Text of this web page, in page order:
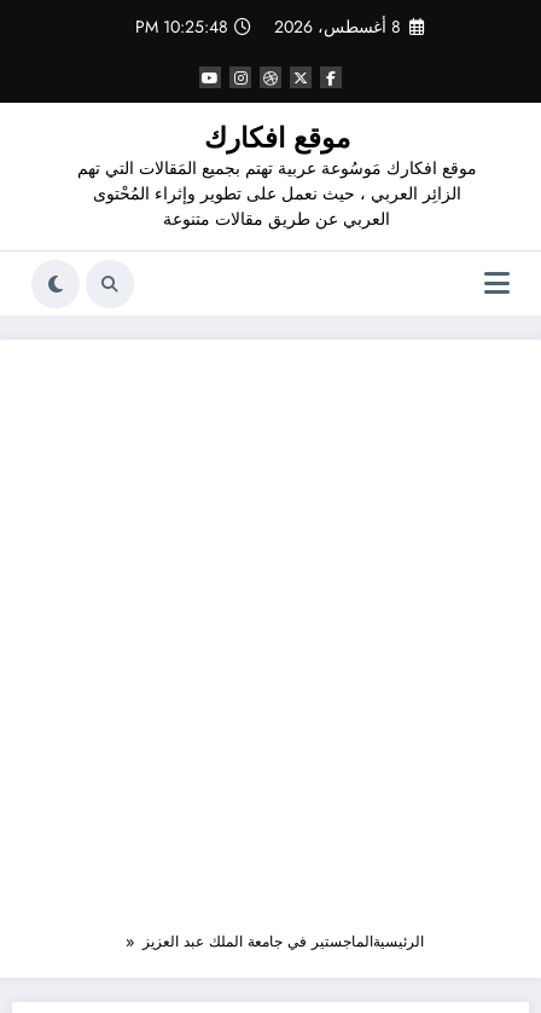
8 أغسطس، 2026 10:25:49 PM
موقع افكارك
موقع افكارك مَوسُوعة عربية تهتم بجميع المَقالات التي تهم
الزائِر العربي ، حيث نعمل على تطوير وإثراء المُحْتوى
العربي عن طريق مقالات متنوعة
الرئيسيةالماجستير في جامعة الملك عبد العزيز